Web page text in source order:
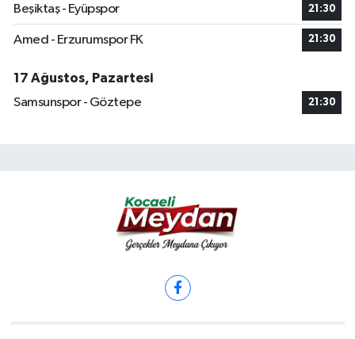
Beşiktaş - Eyüpspor 21:30
Amed - Erzurumspor FK 21:30
17 Ağustos, Pazartesi
Samsunspor - Göztepe
21:30